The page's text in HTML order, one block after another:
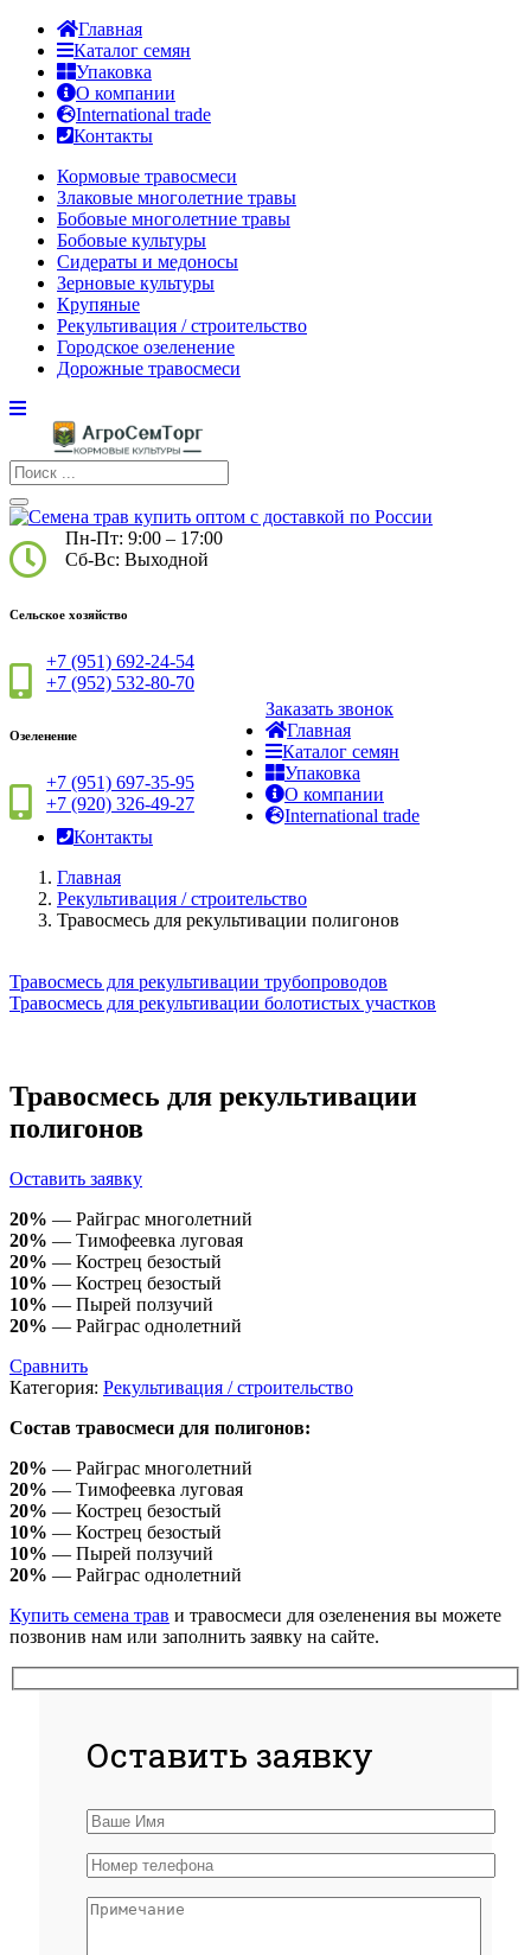
Главная
Каталог семян
Упаковка
О компании
International trade
Контакты
Кормовые травосмеси
Злаковые многолетние травы
Бобовые многолетние травы
Бобовые культуры
Сидераты и медоносы
Зерновые культуры
Крупяные
Рекультивация / строительство
Городское озеленение
Дорожные травосмеси
Пн-Пт: 9:00 – 17:00
Сб-Вс: Выходной
Сельское хозяйство
+7 (951) 692-24-54
+7 (952) 532-80-70
Озеленение
+7 (951) 697-35-95
+7 (920) 326-49-27
Заказать звонок
Главная
Каталог семян
Упаковка
О компании
International trade
Контакты
Главная
Рекультивация / строительство
Травосмесь для рекультивации полигонов
Травосмесь для рекультивации трубопроводов
Травосмесь для рекультивации болотистых участков
Травосмесь для рекультивации
полигонов
Оставить заявку
20% — Райграс многолетний
20% — Тимофеевка луговая
20% — Кострец безостый
10% — Кострец безостый
10% — Пырей ползучий
20% — Райграс однолетний
Сравнить
Категория: Рекультивация / строительство
Состав травосмеси для полигонов:
20% — Райграс многолетний
20% — Тимофеевка луговая
20% — Кострец безостый
10% — Кострец безостый
10% — Пырей ползучий
20% — Райграс однолетний
Купить семена трав и травосмеси для озеленения вы можете
позвонив нам или заполнить заявку на сайте.
Оставить заявку